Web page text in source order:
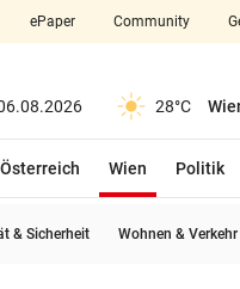
closeSchließen
arrow_right
ePaper Community
28°C
Österreich Wien
Politik
& Sicherheit Wohnen & Verkehr